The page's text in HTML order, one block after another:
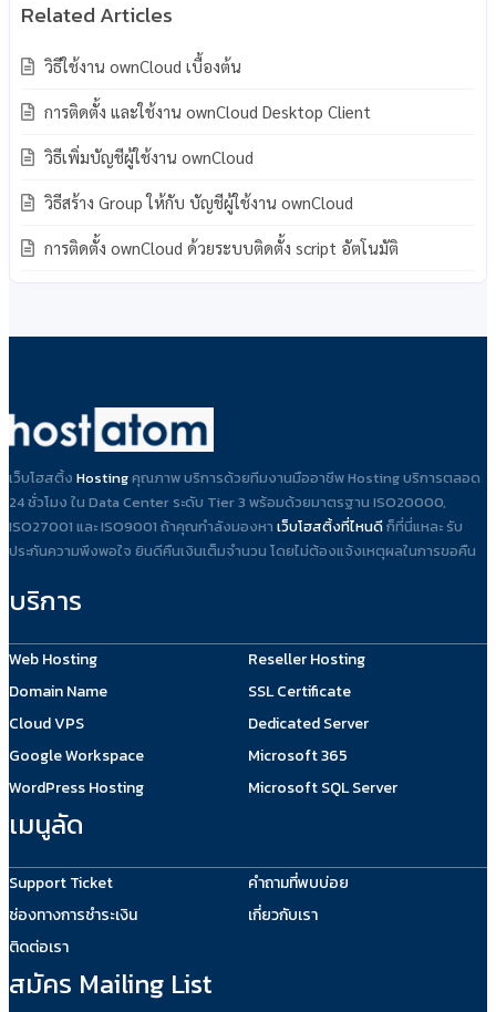
วิธีใช้งาน ownCloud เบื้องต้น
การติดตั้ง และใช้งาน ownCloud Desktop Client
วิธีเพิ่มบัญชีผู้ใช้งาน ownCloud
วิธีสร้าง Group ให้กับ บัญชีผู้ใช้งาน ownCloud
การติดตั้ง ownCloud ด้วยระบบติดตั้ง script อัตโนมัติ
เว็บโฮสติ้ง Hostingคุณภาพ บริการด้วยทีมงานมืออาชีพ Hosting บริการตลอด
24 ชั่วโมง ใน Data Center ระดับ Tier 3 พร้อมด้วยมาตรฐาน ISO20000,
ISO27001 และ ISO9001 ถ้าคุณกำลังมองหา เว็บโฮสติ้งที่ไหนดีก็ที่นี่แหละ รับ
ประกันความพึงพอใจ ยินดีคืนเงินเต็มจำนวน โดยไม่ต้องแจ้งเหตุผลในการขอคืน
บริการ
Web Hosting
Domain Name
Cloud VPS
Google Workspace
WordPress Hosting
Reseller Hosting
SSL Certificate
Dedicated Server
Microsoft 365
Microsoft SQL Server
เมนูลัด
Support Ticket
ช่องทางการชำระเงิน
ติดต่อเรา
คำถามที่พบบ่อย
เกี่ยวกับเรา
สมัคร Mailing List